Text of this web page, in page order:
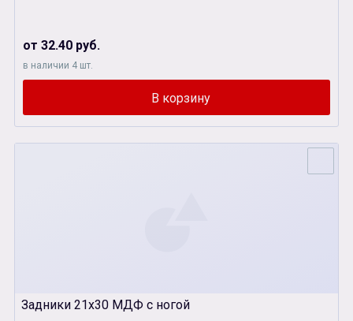
от 32.40 руб.
в наличии 4 шт.
Задники 21х30 МДФ с ногой